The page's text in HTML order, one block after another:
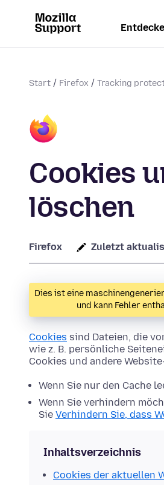
Start Firefox Tracking
Cookies
löschen
Firefox Zuletzt
Dies ist eine
und kann Fehler
Cookies sind Dateien, die
wie z. B. persönliche
Cookies und andere
Wenn Sie nur den Cache
Wenn Sie verhindern
Sie Verhindern Sie, dass
Inhaltsverzeichnis
Cookies der aktuellen